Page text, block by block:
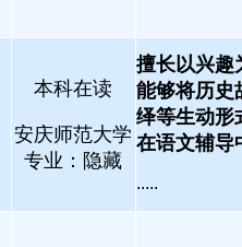
本科在读
安庆师范大学
专业：隐藏
擅长以兴趣
能够将历史
绎等生动形
在语文辅导
.....